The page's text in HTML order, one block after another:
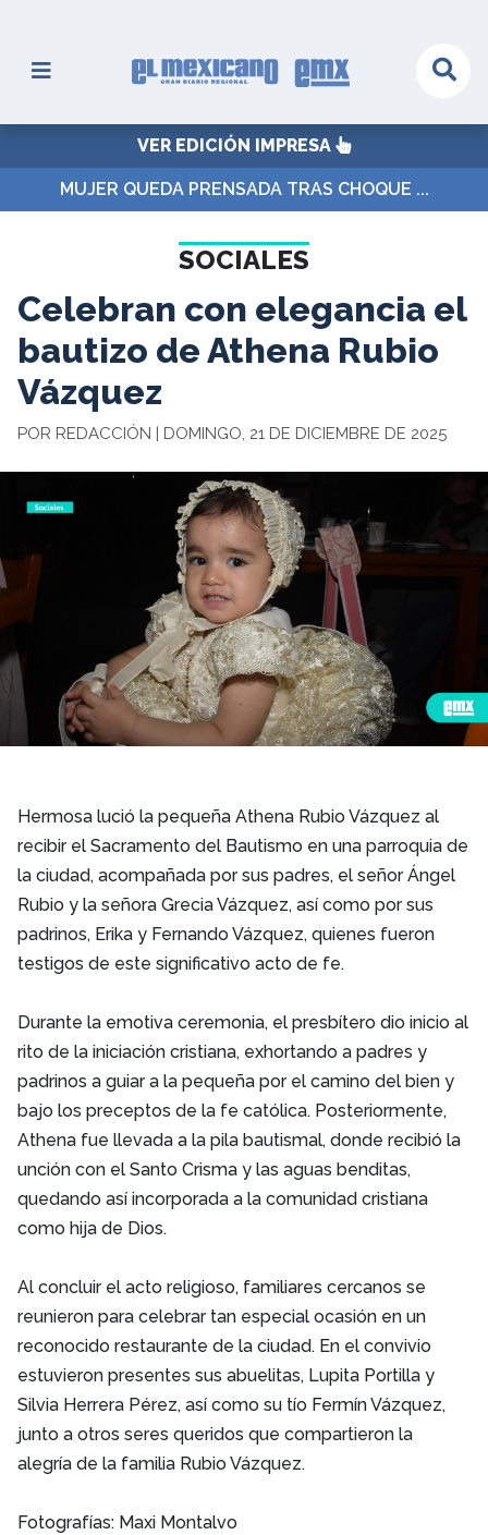
VER EDICIÓN IMPRESA
MUJER QUEDA PRENSADA TRAS CHOQUE ...
SOCIALES
Celebran con elegancia el
bautizo de Athena Rubio
Vázquez
POR REDACCIÓN | DOMINGO, 21 DE DICIEMBRE DE 2025
Hermosa lució la pequeña Athena Rubio Vázquez al
recibir el Sacramento del Bautismo en una parroquia de
la ciudad, acompañada por sus padres, el señor Ángel
Rubio y la señora Grecia Vázquez, así como por sus
padrinos, Erika y Fernando Vázquez, quienes fueron
testigos de este significativo acto de fe.
Durante la emotiva ceremonia, el presbítero dio inicio al
rito de la iniciación cristiana, exhortando a padres y
padrinos a guiar a la pequeña por el camino del bien y
bajo los preceptos de la fe católica. Posteriormente,
Athena fue llevada a la pila bautismal, donde recibió la
unción con el Santo Crisma y las aguas benditas,
quedando así incorporada a la comunidad cristiana
como hija de Dios.
Al concluir el acto religioso, familiares cercanos se
reunieron para celebrar tan especial ocasión en un
reconocido restaurante de la ciudad. En el convivio
estuvieron presentes sus abuelitas, Lupita Portilla y
Silvia Herrera Pérez, así como su tío Fermín Vázquez,
junto a otros seres queridos que compartieron la
alegría de la familia Rubio Vázquez.
Fotografías: Maxi Montalvo